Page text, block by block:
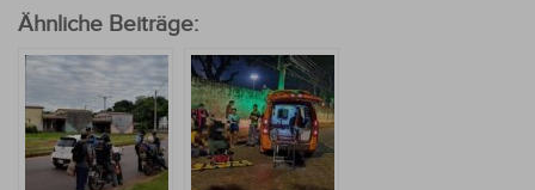
Ähnliche Beiträge: